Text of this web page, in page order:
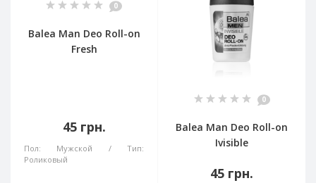
0
Balea Man Deo Roll-on
Fresh
45 грн.
Пол: Мужской
Тип:
Роликовый
0
Balea Man Deo Roll-on
Ivisible
45 грн.